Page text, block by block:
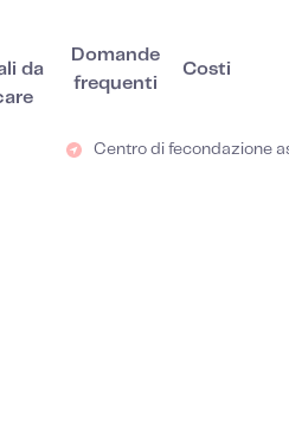
da
Domande
frequenti
Costi
Centro di fecondazione